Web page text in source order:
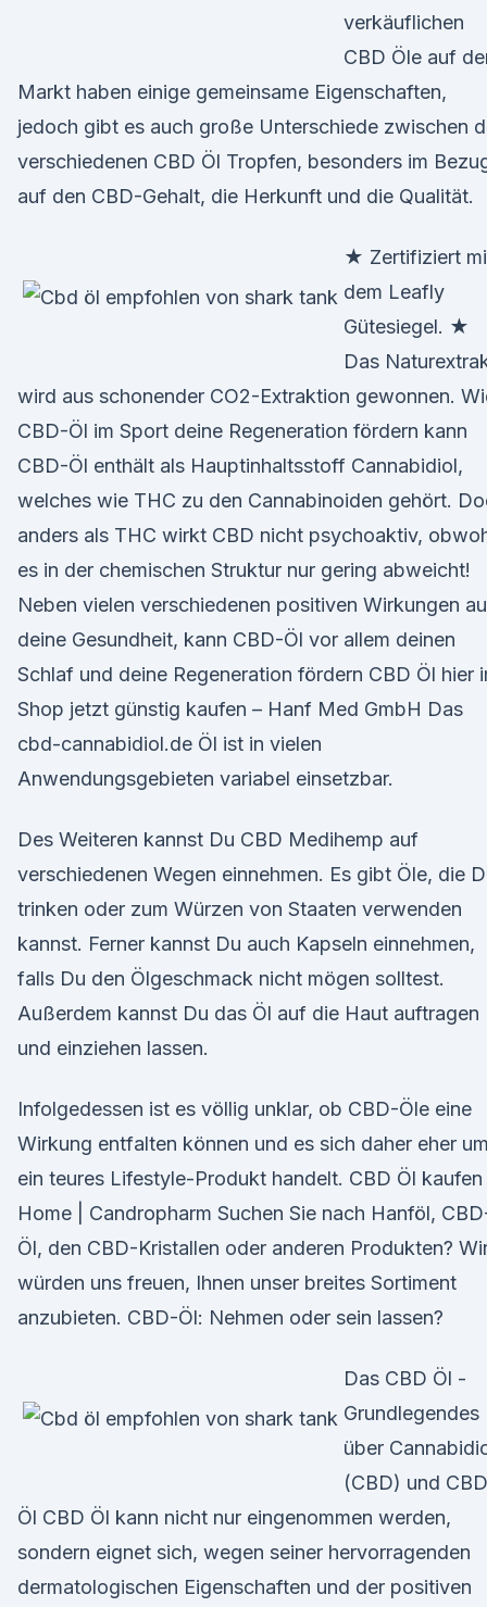
verkäuflichen
CBD Öle auf
Markt haben einige gemeinsame Eigenschaften,
jedoch gibt es auch große Unterschiede zwischen
verschiedenen CBD Öl Tropfen, besonders im
auf den CBD-Gehalt, die Herkunft und die Qualität.
★ Zertifiziert
dem Leafly
Gütesiegel. ★
Das
wird aus schonender CO2-Extraktion gewonnen.
CBD-Öl im Sport deine Regeneration fördern kann
CBD-Öl enthält als Hauptinhaltsstoff Cannabidiol,
welches wie THC zu den Cannabinoiden gehört.
anders als THC wirkt CBD nicht psychoaktiv,
es in der chemischen Struktur nur gering abweicht!
Neben vielen verschiedenen positiven Wirkungen
deine Gesundheit, kann CBD-Öl vor allem deinen
Schlaf und deine Regeneration fördern CBD Öl hier
Shop jetzt günstig kaufen – Hanf Med GmbH Das
cbd-cannabidiol.de Öl ist in vielen
Anwendungsgebieten variabel einsetzbar.
Des Weiteren kannst Du CBD Medihemp auf
verschiedenen Wegen einnehmen. Es gibt Öle, die
trinken oder zum Würzen von Staaten verwenden
kannst. Ferner kannst Du auch Kapseln einnehmen,
falls Du den Ölgeschmack nicht mögen solltest.
Außerdem kannst Du das Öl auf die Haut auftragen
und einziehen lassen.
Infolgedessen ist es völlig unklar, ob CBD-Öle eine
Wirkung entfalten können und es sich daher eher um
ein teures Lifestyle-Produkt handelt. CBD Öl kaufen
Home | Candropharm Suchen Sie nach Hanföl,
Öl, den CBD-Kristallen oder anderen Produkten?
würden uns freuen, Ihnen unser breites Sortiment
anzubieten. CBD-Öl: Nehmen oder sein lassen?
Das CBD Öl -
Grundlegendes
über
(CBD) und CBD
Öl CBD Öl kann nicht nur eingenommen werden,
sondern eignet sich, wegen seiner hervorragenden
dermatologischen Eigenschaften und der positiven